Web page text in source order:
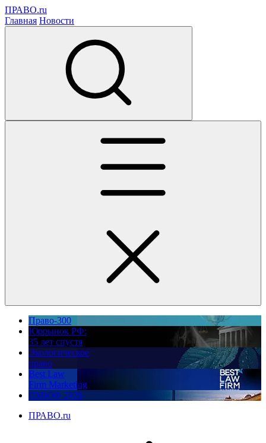
ПРАВО.ru
Главная Новости
Право-300
Юррынок РФ:
35 лет спустя
Экологическое
право
Best Law
Firm Marketing
ПМЮФ 2026
ПРАВО.ru